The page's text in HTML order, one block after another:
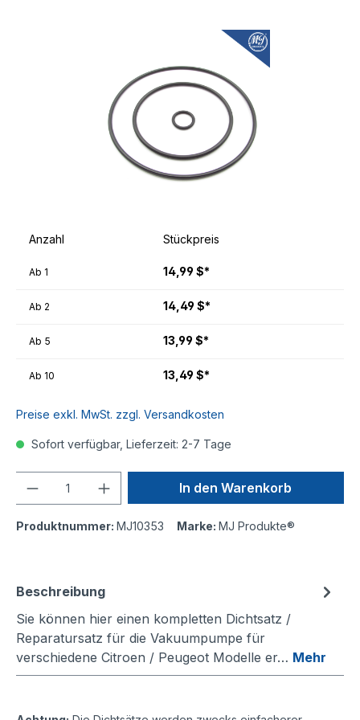
Anzahl Stückpreis
Ab 1 14,99 $*
Ab 2 14,49 $*
Ab 5 13,99 $*
Ab 10 13,49 $*
Preise exkl. MwSt. zzgl. Versandkosten
Sofort verfügbar, Lieferzeit: 2-7 Tage
In den Warenkorb
Produktnummer: MJ10353 Marke: MJ Produkte®
Beschreibung
Sie können hier einen kompletten Dichtsatz /
Reparatursatz für die Vakuumpumpe für
verschiedene Citroen / Peugeot Modelle er… Mehr